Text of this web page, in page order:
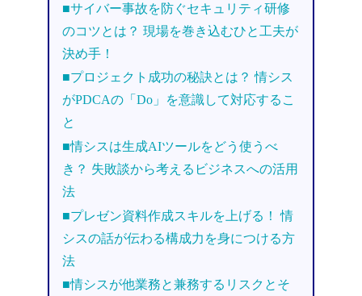
■サイバー事故を防ぐセキュリティ研修
のコツとは？ 現場を巻き込むひと工夫が
決め手！
■プロジェクト成功の秘訣とは？ 情シス
がPDCAの「Do」を意識して対応するこ
と
■情シスは生成AIツールをどう使うべ
き？ 失敗談から考えるビジネスへの活用
法
■プレゼン資料作成スキルを上げる！ 情
シスの話が伝わる構成力を身につける方
法
■情シスが他業務と兼務するリスクとそ